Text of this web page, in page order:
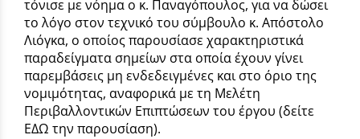
τόνισε με νόημα ο κ. Παναγόπουλος, για να δώσει
το λόγο στον τεχνικό του σύμβουλο κ. Απόστολο
Λιόγκα, ο οποίος παρουσίασε χαρακτηριστικά
παραδείγματα σημείων στα οποία έχουν γίνει
παρεμβάσεις μη ενδεδειγμένες και στο όριο της
νομιμότητας, αναφορικά με τη Μελέτη
Περιβαλλοντικών Επιπτώσεων του έργου (δείτε
ΕΔΩ την παρουσίαση).